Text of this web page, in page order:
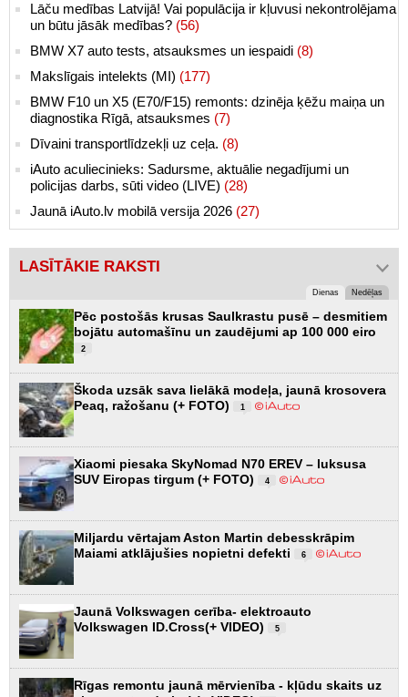
Lāču medības Latvijā! Vai populācija ir kļuvusi nekontrolējama
un būtu jāsāk medības? (56)
BMW X7 auto tests, atsauksmes un iespaidi (8)
Makslīgais intelekts (MI) (177)
BMW F10 un X5 (E70/F15) remonts: dzinēja ķēžu maiņa un
diagnostika Rīgā, atsauksmes (7)
Dīvaini transportlīdzekļi uz ceļa. (8)
iAuto aculiecinieks: Sadursme, aktuālie negadījumi un
policijas darbs, sūti video (LIVE) (28)
Jaunā iAuto.lv mobilā versija 2026 (27)
LASĪTĀKIE RAKSTI
Dienas Nedēļas
Pēc postošās krusas Saulkrastu pusē – desmitiem
bojātu automašīnu un zaudējumi ap 100 000 eiro
2
Škoda uzsāk sava lielākā modeļa, jaunā krosovera
Peaq, ražošanu (+ FOTO)
1
Xiaomi piesaka SkyNomad N70 EREV – luksusa
SUV Eiropas tirgum (+ FOTO)
4
Miljardu vērtajam Aston Martin debesskrāpim
Maiami atklājušies nopietni defekti
6
Jaunā Volkswagen cerība- elektroauto
Volkswagen ID.Cross(+ VIDEO)
5
Rīgas remontu jaunā mērvienība - kļūdu skaits uz